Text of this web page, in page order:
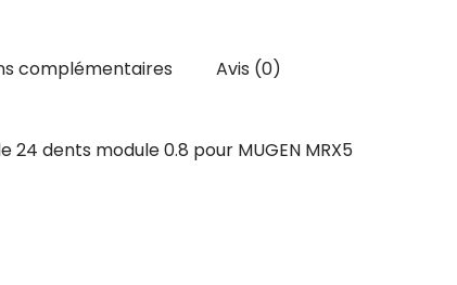
complémentaires Avis (0)
24 dents module 0.8 pour MUGEN MRX5